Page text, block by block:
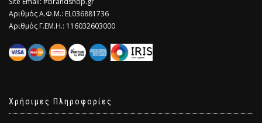
Αριθμός Α.Φ.Μ.: EL036881736
Αριθμός Γ.ΕΜ.Η.: 116032603000
Χρήσιμες Πληροφορίες